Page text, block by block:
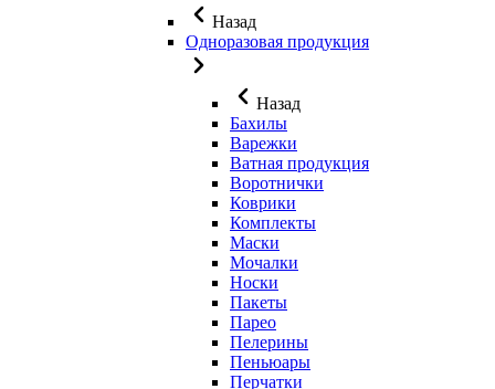
Назад
Одноразовая продукция
Назад
Бахилы
Варежки
Ватная продукция
Воротнички
Коврики
Комплекты
Маски
Мочалки
Носки
Пакеты
Парео
Пелерины
Пеньюары
Перчатки